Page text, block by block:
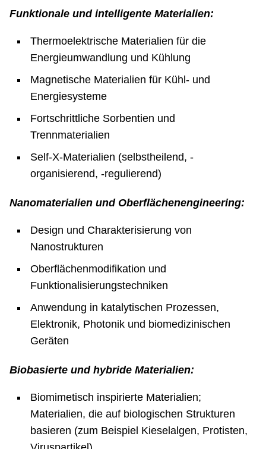
Funktionale und intelligente Materialien:
Thermoelektrische Materialien für die
Energieumwandlung und Kühlung
Magnetische Materialien für Kühl- und
Energiesysteme
Fortschrittliche Sorbentien und
Trennmaterialien
Self-X-Materialien (selbstheilend, -
organisierend, -regulierend)
Nanomaterialien und Oberflächenengineering:
Design und Charakterisierung von
Nanostrukturen
Oberflächenmodifikation und
Funktionalisierungstechniken
Anwendung in katalytischen Prozessen,
Elektronik, Photonik und biomedizinischen
Geräten
Biobasierte und hybride Materialien:
Biomimetisch inspirierte Materialien;
Materialien, die auf biologischen Strukturen
basieren (zum Beispiel Kiesel­algen, Protisten,